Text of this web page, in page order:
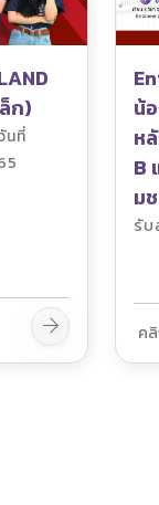
ก)
นที่
น้
ห
B
ม
รับ
ค